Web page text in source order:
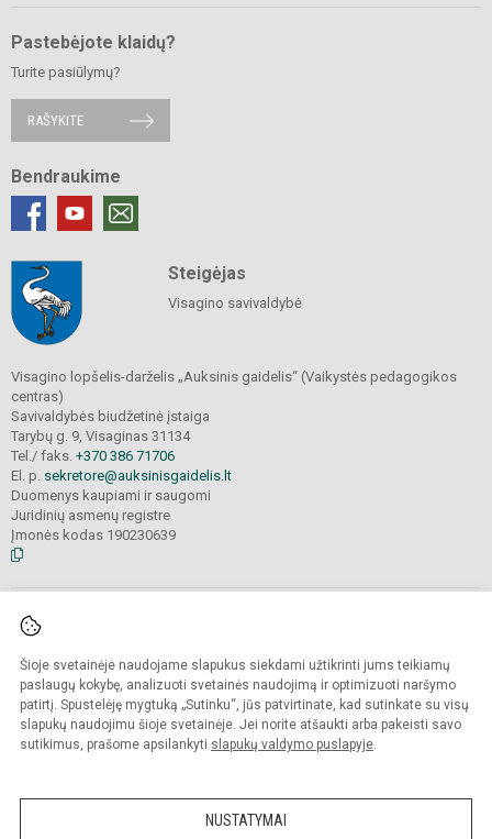
Šioje svetainėje naudojame slapukus siekdami užtikrinti jums teikiamų
paslaugų kokybę, analizuoti svetainės naudojimą ir optimizuoti naršymo
patirtį. Spustelėję mygtuką „Sutinku“, jūs patvirtinate, kad sutinkate su visų
slapukų naudojimu šioje svetainėje. Jei norite atšaukti arba pakeisti savo
sutikimus, prašome apsilankyti slapukų valdymo puslapyje.
NUSTATYMAI
Pastebėjote klaidų?
Turite pasiūlymų?
RAŠYKITE
Bendraukime
Steigėjas
Visagino savivaldybė
Visagino lopšelis-darželis „Auksinis gaidelis“ (Vaikystės pedagogikos
centras)
Savivaldybės biudžetinė įstaiga
Tarybų g. 9, Visaginas 31134
Tel./ faks. +370 386 71706
El. p. sekretore@auksinisgaidelis.lt
Duomenys kaupiami ir saugomi
Juridinių asmenų registre
Įmonės kodas 190230639
© 2025. Visagino lopšelis-darželis „Auksinis gaidelis“ (Vaikystės pedagogikos
sutikimo
griežtai draudžiama.
Prieinamumo paraiška Slapukų valdymas
Sumanus būdas atnaujinti